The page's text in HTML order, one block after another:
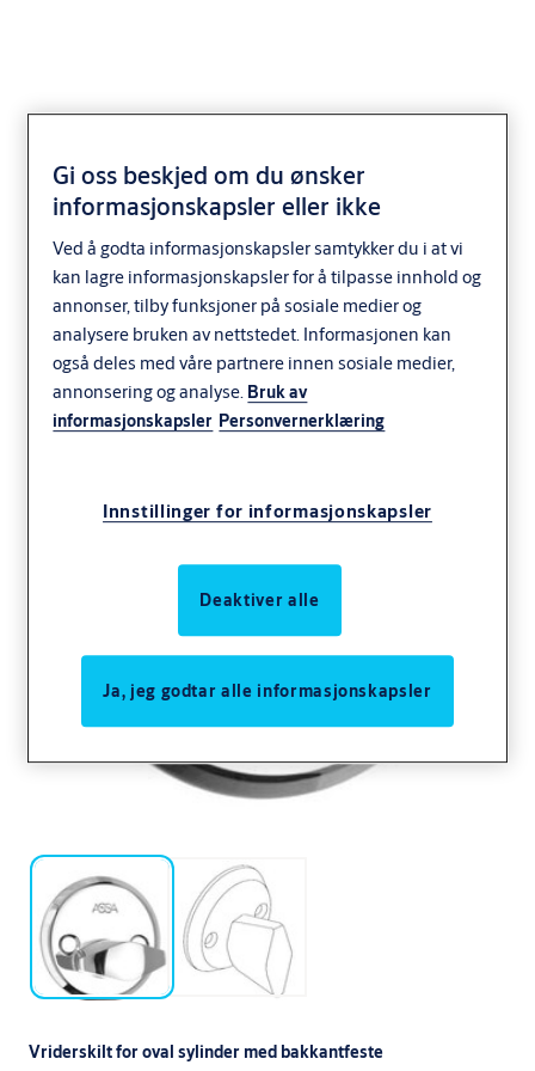
SK560 vriderskilt oval
sylinder
Vriderskilt for oval sylinder med bakkantfeste
Gi oss beskjed om du ønsker
informasjonskapsler eller ikke
Ved å godta informasjonskapsler samtykker du i at vi
kan lagre informasjonskapsler for å tilpasse innhold og
annonser, tilby funksjoner på sosiale medier og
analysere bruken av nettstedet. Informasjonen kan
også deles med våre partnere innen sosiale medier,
annonsering og analyse. Bruk av
informasjonskapsler Personvernerklæring
Innstillinger for informasjonskapsler
Deaktiver alle
Ja, jeg godtar alle informasjonskapsler